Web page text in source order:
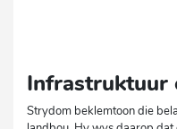
Infrastruktuur
Strydom beklemtoon die